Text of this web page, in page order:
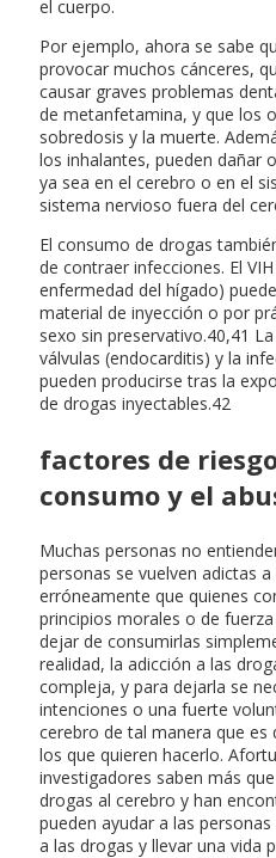
el cuerpo.
Por ejemplo, ahora se sabe
provocar muchos cánceres,
causar graves problemas
de metanfetamina, y que los
sobredosis y la muerte.
los inhalantes, pueden dañar
ya sea en el cerebro o en el
sistema nervioso fuera del
El consumo de drogas
de contraer infecciones. El
enfermedad del hígado)
material de inyección o por
sexo sin preservativo.40,41
válvulas (endocarditis) y la
pueden producirse tras la
de drogas inyectables.42
factores de
consumo y el
Muchas personas no
personas se vuelven adictas
erróneamente que quienes
principios morales o de
dejar de consumirlas
realidad, la adicción a las
compleja, y para dejarla se
intenciones o una fuerte
cerebro de tal manera que es
los que quieren hacerlo.
investigadores saben más
drogas al cerebro y han
pueden ayudar a las
a las drogas y llevar una vida